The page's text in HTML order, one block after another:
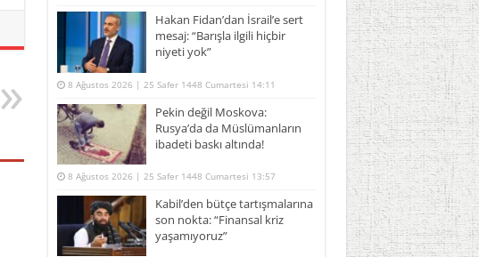
Hakan Fidan’dan İsrail’e sert
mesaj: “Barışla ilgili hiçbir
niyeti yok”
8 Ağustos 2026 | 25 Safer 1448 Cumartesi 14:11
Pekin değil Moskova:
Rusya’da da Müslümanların
ibadeti baskı altında!
8 Ağustos 2026 | 25 Safer 1448 Cumartesi 13:57
Kabil’den bütçe tartışmalarına
son nokta: “Finansal kriz
yaşamıyoruz”